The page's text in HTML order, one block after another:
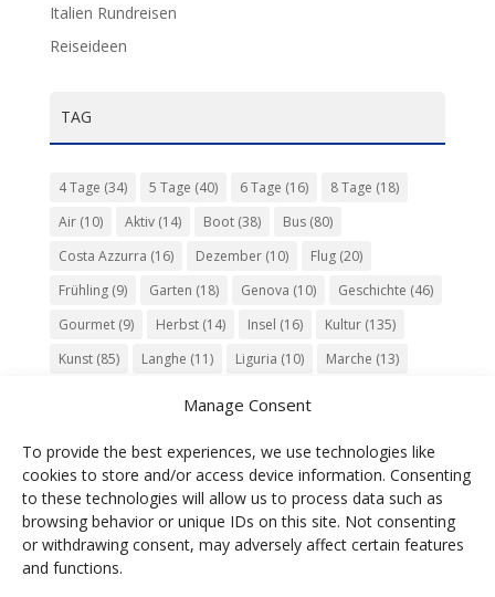
Manage Consent
To provide the best experiences, we use technologies like
cookies to store and/or access device information. Consenting
to these technologies will allow us to process data such as
browsing behavior or unique IDs on this site. Not consenting
or withdrawing consent, may adversely affect certain features
and functions.
Italien Rundreisen
Reiseideen
TAG
4 Tage (34) 5 Tage (40) 6 Tage (16) 8 Tage (18)
Air(10) Aktiv(14) Boot(38) Bus(80)
Costa Azzurra (16) Dezember(10) Flug(20)
Frühling(9) Garten (18) Genova (10) Geschichte (46)
Gourmet(9) Herbst(14) Insel (16) Kultur(135)
Kunst(85) Langhe (11) Liguria (10) Marche (13)
Piemonte(15) Puglia(12) Religion(22) Roma(47)
Sardegna(20) September(9) Torino(12)
Tradition(26) Veneto(12) Verona(11) Wein(31)
Wine(30)